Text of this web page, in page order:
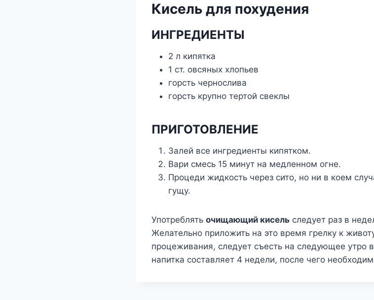
Кисель для похудения
ИНГРЕДИЕНТЫ
2 л кипятка
1 ст. овсяных хлопьев
горсть чернослива
горсть крупно тертой свеклы
ПРИГОТОВЛЕНИЕ
Залей все ингредиенты кипятком.
Вари смесь 15 минут на медленном огне.
Процеди жидкость через сито, но ни в коем
гущу.
Употреблять очищающий кисель следует раз в
Желательно приложить на это время грелку к
процеживания, следует съесть на следующее утро
напитка составляет 4 недели, после чего